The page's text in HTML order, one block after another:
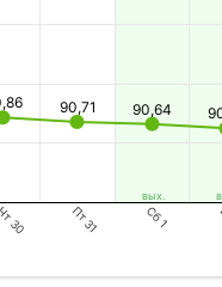
вых.
90,71 90,64
Чт 30 Пт 31 Сб 1